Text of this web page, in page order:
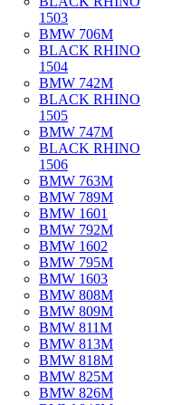
1503
BMW 706M
BLACK RHINO
1504
BMW 742M
BLACK RHINO
1505
BMW 747M
BLACK RHINO
1506
BMW 763M
BMW 789M
BMW 1601
BMW 792M
BMW 1602
BMW 795M
BMW 1603
BMW 808M
BMW 809M
BMW 811M
BMW 813M
BMW 818M
BMW 825M
BMW 826M